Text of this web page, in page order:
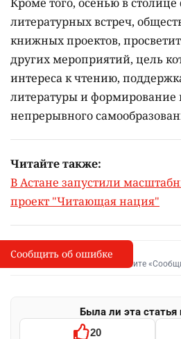
Кроме того, осенью в столице
литературных встреч,
книжных проектов,
других мероприятий, цель
интереса к чтению,
литературы и формирование
непрерывного
Читайте также:
В Астане запустили
проект "Читающая нация"
I
Сообщить об опечатке
Выделите фрагмент и нажмите
Была ли эта статья
20
Сообщить об ошибке